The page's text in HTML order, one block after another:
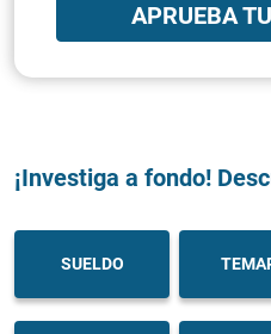
APRUEBA
¡Investiga a fondo!
SUELDO